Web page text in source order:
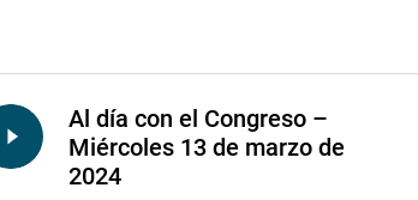
Al día con el Congreso –
Miércoles 13 de marzo de
2024